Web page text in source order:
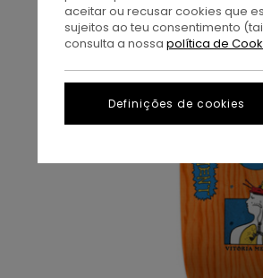
aceitar ou recusar cookies que
sujeitos ao teu consentimento
consulta a nossa política de
Definições de cookies